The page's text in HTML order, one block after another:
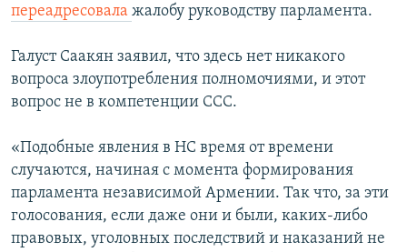
переадресовала жалобу руководству парламента.
Галуст Саакян заявил, что здесь нет никакого
вопроса злоупотребления полномочиями, и этот
вопрос не в компетенции ССС.
«Подобные явления в НС время от времени
случаются, начиная с момента формирования
парламента независимой Армении. Так что, за эти
голосования, если даже они и были, каких-либо
правовых, уголовных последствий и наказаний не